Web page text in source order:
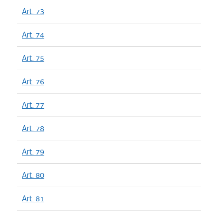
Art. 73
Art. 74
Art. 75
Art. 76
Art. 77
Art. 78
Art. 79
Art. 80
Art. 81